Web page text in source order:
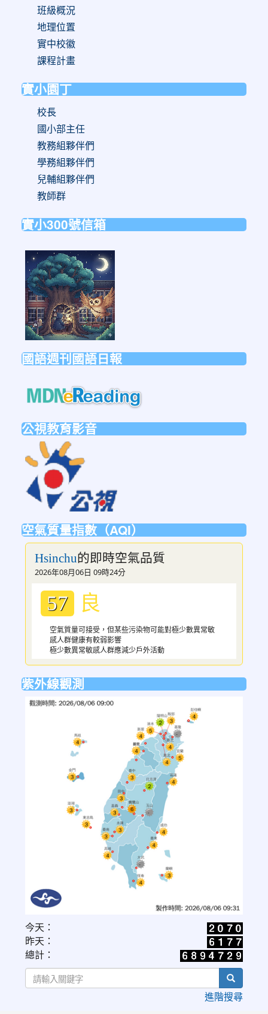
班級概況
地理位置
實中校徽
課程計畫
實小園丁
校長
國小部主任
教務組夥伴們
學務組夥伴們
兒輔組夥伴們
教師群
實小300號信箱
https://forms.gle/sb6qss7apF2uRjVc7
國語週刊國語日報
公視教育影音
空氣質量指數（AQI）
Hsinchu的即時空氣品質
2026年08月06日 09時24分
57 良
空氣質量可接受，但某些污染物可能對極少數異常敏
感人群健康有較弱影響
極少數異常敏感人群應減少戶外活動
紫外線觀測
link
to
https://www.cwa.gov.tw/V8/C/W/OBS_UVI.html
今天：
昨天：
總計：
search
進階搜尋